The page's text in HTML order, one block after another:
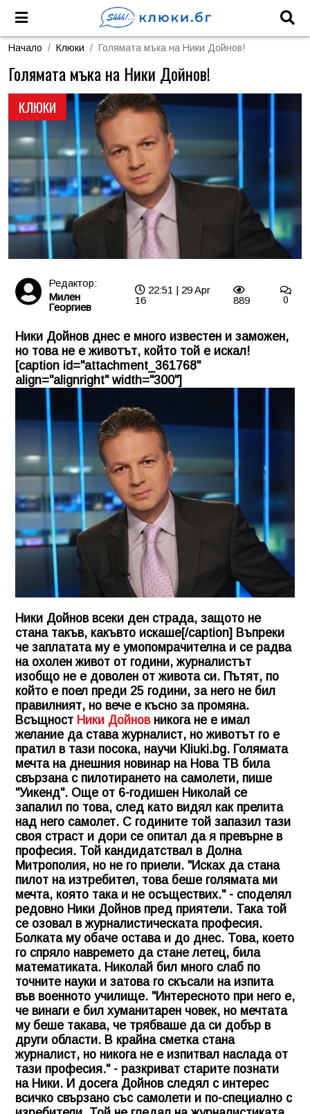
Начало Клюки Голямата мъка на Ники Дойнов!
КЛЮКИ
Голямата мъка на Ники Дойнов!
Редактор:
Милен
Георгиев
22:51 | 29 Apr
16
889 0
Ники Дойнов днес е много известен и заможен,
но това не е животът, който той е искал!
[caption id="attachment_361768"
align="alignright" width="300"]
Ники Дойнов всеки ден страда, защото не
стана такъв, какъвто искаше[/caption] Въпреки
че заплатата му е умопомрачителна и се радва
на охолен живот от години, журналистът
изобщо не е доволен от живота си. Пътят, по
който е поел преди 25 години, за него не бил
правилният, но вече е късно за промяна.
Всъщност Ники Дойновникога не е имал
желание да става журналист, но животът го е
пратил в тази посока, научи Kliuki.bg. Голямата
мечта на днешния новинар на Нова ТВ била
свързана с пилотирането на самолети, пише
"Уикенд". Още от 6-годишен Николай се
запалил по това, след като видял как прелита
над него самолет. С годините той запазил тази
своя страст и дори се опитал да я превърне в
професия. Той кандидатствал в Долна
Митрополия, но не го приели. "Исках да стана
пилот на изтребител, това беше голямата ми
мечта, която така и не осъществих." - споделял
редовно Ники Дойнов пред приятели. Така той
се озовал в журналистическата професия.
Болката му обаче остава и до днес. Това, което
го спряло навремето да стане летец, била
математиката. Николай бил много слаб по
точните науки и затова го скъсали на изпита
във военното училище. "Интересното при него е,
че винаги е бил хуманитарен човек, но мечтата
му беше такава, че трябваше да си добър в
други области. В крайна сметка стана
журналист, но никога не е изпитвал наслада от
тази професия." - разкриват старите познати
на Ники. И досега Дойнов следял с интерес
всичко свързано със самолети и по-специално с